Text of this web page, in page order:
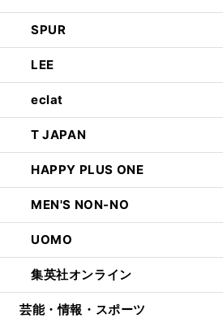
SPUR
LEE
eclat
T JAPAN
HAPPY PLUS ONE
MEN'S NON-NO
UOMO
集英社オンライン
芸能・情報・スポーツ